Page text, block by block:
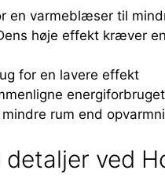
en varmeblæser til
høje effekt kræver
for en lavere effekt
rum end
ved